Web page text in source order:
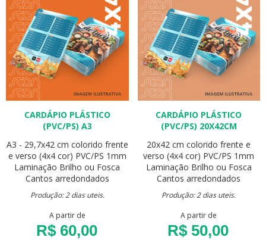
CARDÁPIO PLÁSTICO
(PVC/PS) A3
A3 - 29,7x42 cm colorido frente
e verso (4x4 cor) PVC/PS 1mm
Laminação Brilho ou Fosca
Cantos arredondados
Produção: 2 dias uteis.
A partir de
R$ 60,00
CARDÁPIO PLÁSTICO
(PVC/PS) 20X42CM
20x42 cm colorido frente e
verso (4x4 cor) PVC/PS 1mm
Laminação Brilho ou Fosca
Cantos arredondados
Produção: 2 dias uteis.
A partir de
R$ 50,00